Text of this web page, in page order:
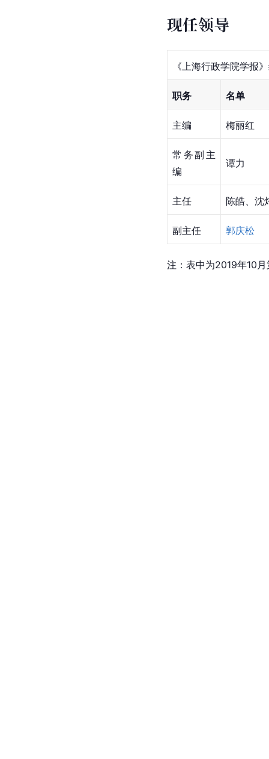
现任领导
《上海行政学院学报
职务 名单
主编 梅丽红
常务副主
编
谭力
主任 陈皓、 沈
副主任 郭庆松
注：表中为2019年10